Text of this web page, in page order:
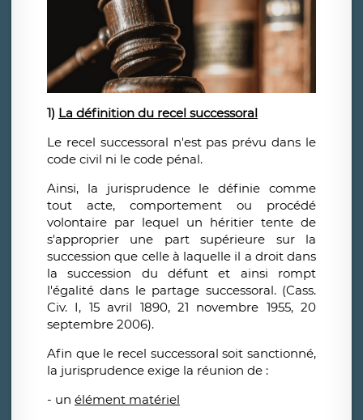
1) La définition du recel successoral
Le recel successoral n'est pas prévu dans le
code civil ni le code pénal.
Ainsi, la jurisprudence le définie comme
tout acte, comportement ou procédé
volontaire par lequel un héritier tente de
s'approprier une part supérieure sur la
succession que celle à laquelle il a droit dans
la succession du défunt et ainsi rompt
l'égalité dans le partage successoral. (Cass.
Civ. I, 15 avril 1890, 21 novembre 1955, 20
septembre 2006).
Afin que le recel successoral soit sanctionné,
la jurisprudence exige la réunion de :
- un élément matériel